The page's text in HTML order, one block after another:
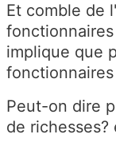
Et comble de
implique que
Peut-on dire
de